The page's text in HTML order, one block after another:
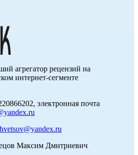
агрегатор рецензий на
интернет-сегменте
электронная почта
Максим Дмитриевич